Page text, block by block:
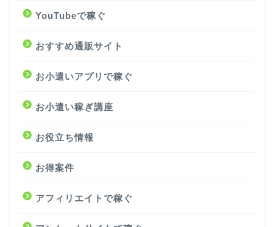
YouTubeで稼ぐ
おすすめ通販サイト
お小遣いアプリで稼ぐ
お小遣い稼ぎ講座
お役立ち情報
お得案件
アフィリエイトで稼ぐ